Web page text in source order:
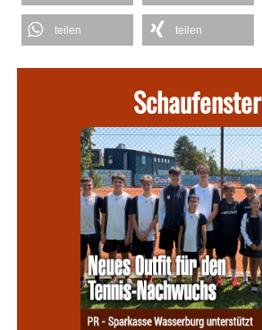
teilen teilen
Schaufenster